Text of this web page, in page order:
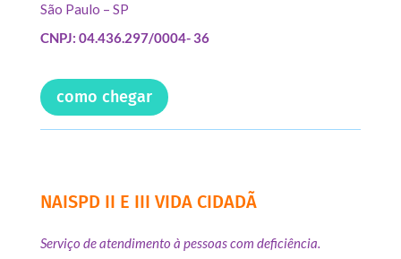
São Paulo – SP
CNPJ: 04.436.297/0004- 36
como chegar
NAISPD II E III VIDA CIDADÃ
Serviço de atendimento à pessoas com deficiência.